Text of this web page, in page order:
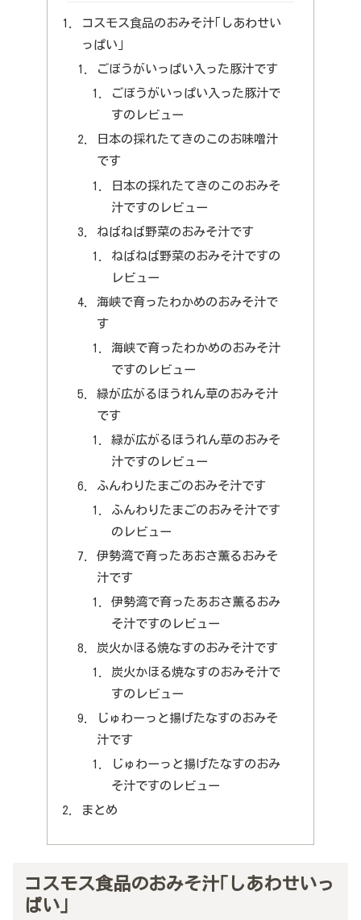
コスモス食品のおみそ汁｢しあわせい
っぱい｣
ごぼうがいっぱい入った豚汁です
ごぼうがいっぱい入った豚汁で
すのレビュー
日本の採れたてきのこのお味噌汁
です
日本の採れたてきのこのおみそ
汁ですのレビュー
ねばねば野菜のおみそ汁です
ねばねば野菜のおみそ汁ですの
レビュー
海峡で育ったわかめのおみそ汁で
す
海峡で育ったわかめのおみそ汁
ですのレビュー
緑が広がるほうれん草のおみそ汁
です
緑が広がるほうれん草のおみそ
汁ですのレビュー
ふんわりたまごのおみそ汁です
ふんわりたまごのおみそ汁です
のレビュー
伊勢湾で育ったあおさ薫るおみそ
汁です
伊勢湾で育ったあおさ薫るおみ
そ汁ですのレビュー
炭火かほる焼なすのおみそ汁です
炭火かほる焼なすのおみそ汁で
すのレビュー
じゅわーっと揚げたなすのおみそ
汁です
じゅわーっと揚げたなすのおみ
そ汁ですのレビュー
まとめ
コスモス食品のおみそ汁｢しあわせいっ
ぱい｣